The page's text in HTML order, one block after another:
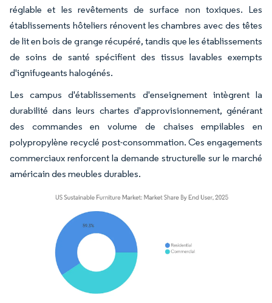
réglable et les revêtements de surface non toxiques. Les
établissements hôteliers rénovent les chambres avec des têtes
de lit en bois de grange récupéré, tandis que les établissements
de soins de santé spécifient des tissus lavables exempts
d'ignifugeants halogénés.
Les campus d'établissements d'enseignement intègrent la
durabilité dans leurs chartes d'approvisionnement, générant
des commandes en volume de chaises empilables en
polypropylène recyclé post-consommation. Ces engagements
commerciaux renforcent la demande structurelle sur le marché
américain des meubles durables.